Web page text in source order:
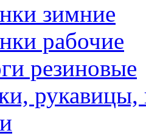
зимние
рабочие
резиновые
рукавицы,